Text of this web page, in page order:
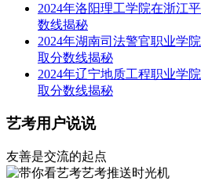
2024年洛阳理工学院在浙江
数线揭秘
2024年湖南司法警官职业学
取分数线揭秘
2024年辽宁地质工程职业学
取分数线揭秘
艺考用户说说
友善是交流的起点
艺考推送时光机